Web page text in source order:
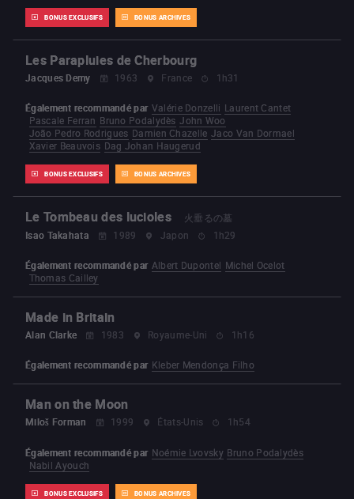
BONUS EXCLUSIFS BONUS ARCHIVES
Les Parapluies de Cherbourg
Jacques Demy 1963 France 1h31
BONUS EXCLUSIFS BONUS ARCHIVES
Également recommandé par Valérie Donzelli Laurent Cantet
Pascale Ferran Bruno Podalydès John Woo
João Pedro Rodrigues Damien Chazelle Jaco Van Dormael
Xavier Beauvois Dag Johan Haugerud
Le Tombeau des lucioles
火垂るの墓
Isao Takahata
1989 Japon 1h29
Également recommandé par Albert Dupontel Michel Ocelot
Thomas Cailley
Made in Britain
Alan Clarke 1983 Royaume-Uni 1h16
Également recommandé par Kleber Mendonça Filho
Man on the Moon
Miloš Forman 1999 États-Unis 1h54
BONUS EXCLUSIFS BONUS ARCHIVES
Également recommandé par Noémie Lvovsky Bruno Podalydès
Nabil Ayouch